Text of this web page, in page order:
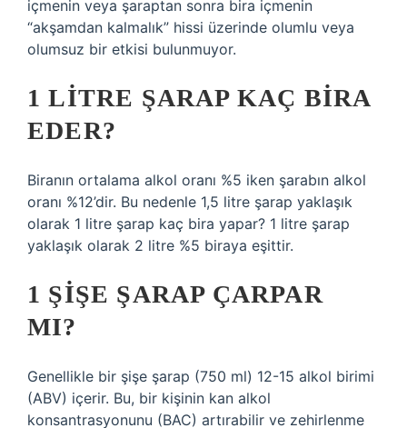
içmenin veya şaraptan sonra bira içmenin
“akşamdan kalmalık” hissi üzerinde olumlu veya
olumsuz bir etkisi bulunmuyor.
1 LITRE ŞARAP KAÇ BIRA
EDER?
Biranın ortalama alkol oranı %5 iken şarabın alkol
oranı %12’dir. Bu nedenle 1,5 litre şarap yaklaşık
olarak 1 litre şarap kaç bira yapar? 1 litre şarap
yaklaşık olarak 2 litre %5 biraya eşittir.
1 ŞIŞE ŞARAP ÇARPAR
MI?
Genellikle bir şişe şarap (750 ml) 12-15 alkol birimi
(ABV) içerir. Bu, bir kişinin kan alkol
konsantrasyonunu (BAC) artırabilir ve zehirlenme